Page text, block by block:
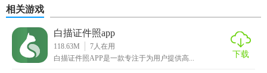
度等参数，以及更换背景色和尺寸，制作出符合自己要求的
证件照。
相关游戏
白描证件照app
118.63M 7人在用
白描证件照APP是一款专注于为用户提供高...
下载